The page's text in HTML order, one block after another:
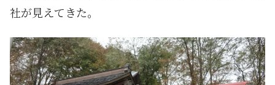
社が見えてきた。